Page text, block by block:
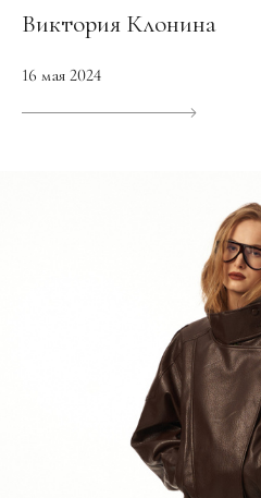
Виктория Клонина
16 мая 2024